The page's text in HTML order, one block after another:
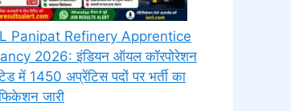
Panipat Refinery Apprentice
2026: इंडियन ऑयल कॉरपोरेशन
में 1450 अप्रेंटिस पदों पर भर्ती का
जारी